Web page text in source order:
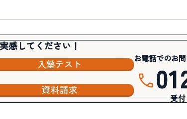
感してください！
入塾テスト
資料請求
お電話でのお
受